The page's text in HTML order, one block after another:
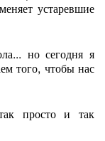
устаревшие
но сегодня я
того, чтобы нас
просто и так